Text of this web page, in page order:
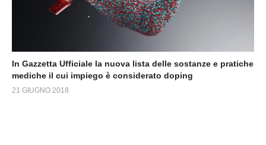
In Gazzetta Ufficiale la nuova lista delle sostanze e pratiche
mediche il cui impiego è considerato doping
21 GIUGNO 2018